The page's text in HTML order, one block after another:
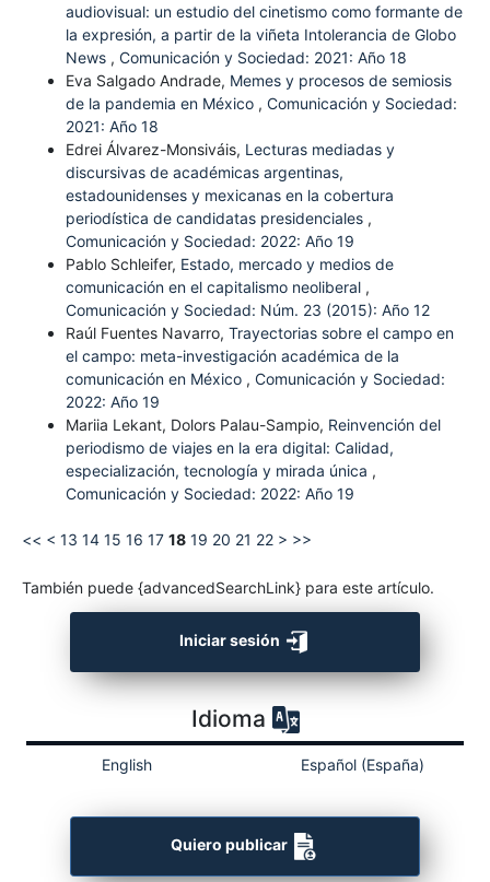
audiovisual: un estudio del cinetismo como formante de
la expresión, a partir de la viñeta Intolerancia de Globo
News , Comunicación y Sociedad: 2021: Año 18
Eva Salgado Andrade, Memes y procesos de semiosis
de la pandemia en México , Comunicación y Sociedad:
2021: Año 18
Edrei Álvarez-Monsiváis, Lecturas mediadas y
discursivas de académicas argentinas,
estadounidenses y mexicanas en la cobertura
periodística de candidatas presidenciales ,
Comunicación y Sociedad: 2022: Año 19
Pablo Schleifer, Estado, mercado y medios de
comunicación en el capitalismo neoliberal ,
Comunicación y Sociedad: Núm. 23 (2015): Año 12
Raúl Fuentes Navarro, Trayectorias sobre el campo en
el campo: meta-investigación académica de la
comunicación en México , Comunicación y Sociedad:
2022: Año 19
Mariia Lekant, Dolors Palau-Sampio, Reinvención del
periodismo de viajes en la era digital: Calidad,
especialización, tecnología y mirada única ,
Comunicación y Sociedad: 2022: Año 19
<< < 13 14 15 16 17 18 19 20 21 22 > >>
También puede {advancedSearchLink} para este artículo.
Iniciar sesión
Idioma
English Español (España)
Quiero publicar